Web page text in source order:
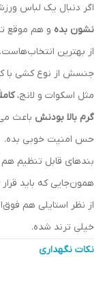
اگر دنبال یک لباس
نشون بده و هم موقع
از بهترین انتخاب‌هاست.
جنسش از نوع کشی با
مثل اسکوات و لانج،
گرم بالا بودنش باعث
حس امنیت خوبی بده.
بندهای قابل تنظیم
همون‌جایی که باید قرار
از نظر استایلی هم
خیلی ترند شده.
نکات نگهداری